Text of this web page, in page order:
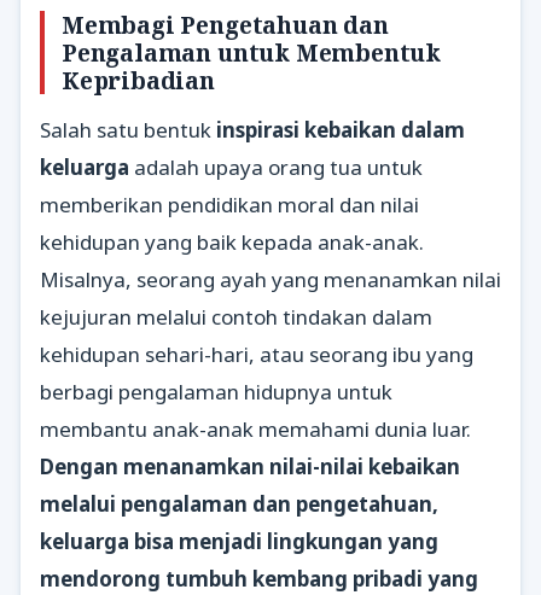
Membagi Pengetahuan dan
Pengalaman untuk Membentuk
Kepribadian
Salah satu bentuk inspirasi kebaikan dalam
keluarga adalah upaya orang tua untuk
memberikan pendidikan moral dan nilai
kehidupan yang baik kepada anak-anak.
Misalnya, seorang ayah yang menanamkan nilai
kejujuran melalui contoh tindakan dalam
kehidupan sehari-hari, atau seorang ibu yang
berbagi pengalaman hidupnya untuk
membantu anak-anak memahami dunia luar.
Dengan menanamkan nilai-nilai kebaikan
melalui pengalaman dan pengetahuan,
keluarga bisa menjadi lingkungan yang
mendorong tumbuh kembang pribadi yang